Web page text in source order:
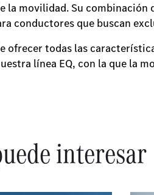
la movilidad. Su combinación
conductores que buscan
ofrecer todas las
línea EQ, con la que la
interesar